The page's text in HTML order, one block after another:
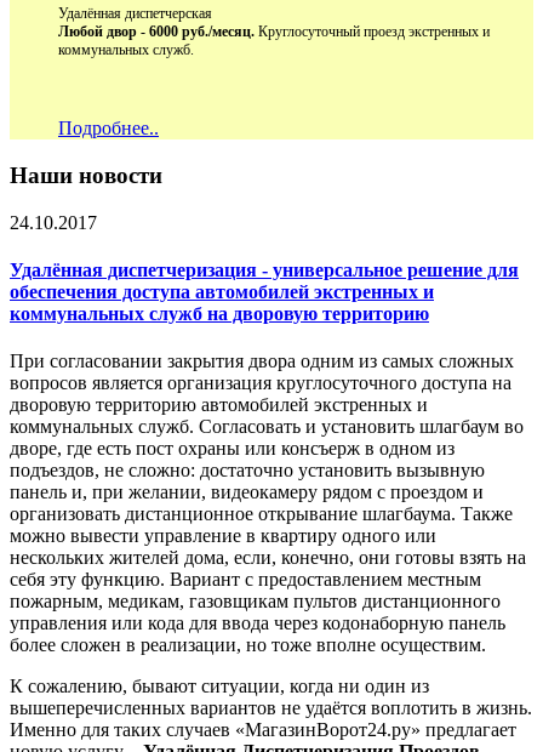
Удалённая диспетчерская
Любой двор - 6000 руб./месяц. Круглосуточный проезд экстренных и
коммунальных служб.
Подробнее..
Наши новости
24.10.2017
Удалённая диспетчеризация - универсальное решение для
обеспечения доступа автомобилей экстренных и
коммунальных служб на дворовую территорию
При согласовании закрытия двора одним из самых сложных
вопросов является организация круглосуточного доступа на
дворовую территорию автомобилей экстренных и
коммунальных служб. Согласовать и установить шлагбаум во
дворе, где есть пост охраны или консъерж в одном из
подъездов, не сложно: достаточно установить вызывную
панель и, при желании, видеокамеру рядом с проездом и
организовать дистанционное открывание шлагбаума. Также
можно вывести управление в квартиру одного или
нескольких жителей дома, если, конечно, они готовы взять на
себя эту функцию. Вариант с предоставлением местным
пожарным, медикам, газовщикам пультов дистанционного
управления или кода для ввода через кодонаборную панель
более сложен в реализации, но тоже вполне осуществим.
К сожалению, бывают ситуации, когда ни один из
вышеперечисленных вариантов не удаётся воплотить в жизнь.
Именно для таких случаев «МагазинВорот24.ру» предлагает